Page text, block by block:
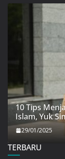
10 Tips
Islam, Yuk
29/01/2025
TERBARU